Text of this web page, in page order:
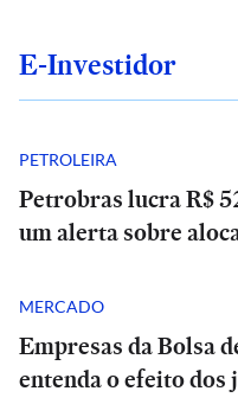
E-Investidor
PETROLEIRA
Petrobras lucra R$
um alerta sobre
MERCADO
Empresas da Bolsa
entenda o efeito dos